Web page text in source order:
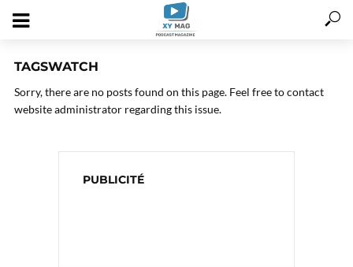
TAGSWATCH
Sorry, there are no posts found on this page. Feel free to contact
website administrator regarding this issue.
PUBLICITÉ